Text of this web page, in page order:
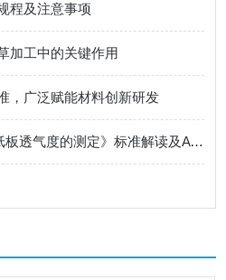
程及注意事项
加工中的关键作用
，广泛赋能材料创新研发
GB/T 458-2008《纸和纸板透气度的测定》标准解读及AT-TQ-11测试仪应用